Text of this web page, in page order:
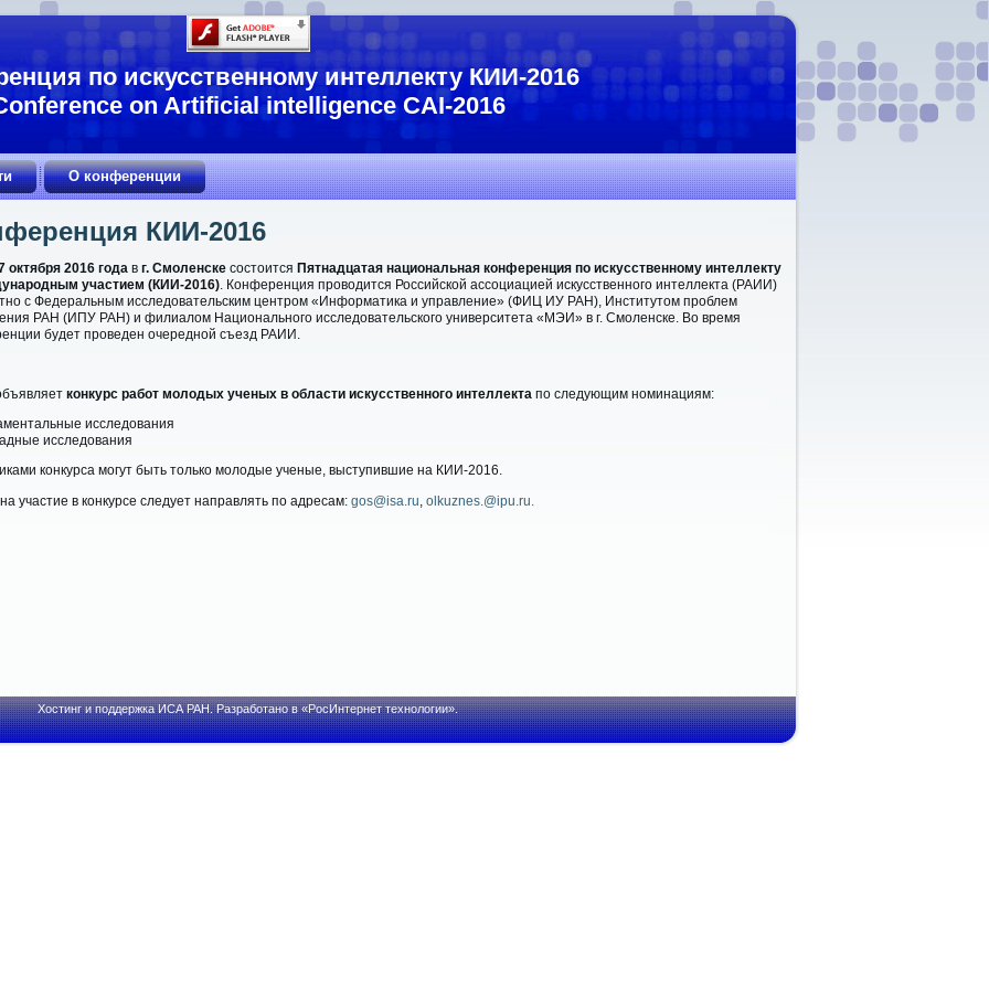
по искусственному интеллекту КИИ-2016
on Artificial intelligence CAI-2016
О конференции
КИИ-2016
октября 2016 года в г. Смоленске состоится Пятнадцатая национальная конференция по искусственному интеллекту
участием (КИИ-2016). Конференция проводится Российской ассоциацией искусственного интеллекта (РАИИ)
с Федеральным исследовательским центром «Информатика и управление» (ФИЦ ИУ РАН), Институтом проблем
РАН (ИПУ РАН) и филиалом Национального исследовательского университета «МЭИ» в г. Смоленске. Во время
будет проведен очередной съезд РАИИ.
конкурс работ молодых ученых в области искусственного интеллекта по следующим номинациям:
исследования
исследования
конкурса могут быть только молодые ученые, выступившие на КИИ-2016.
участие в конкурсе следует направлять по адресам: gos@isa.ru, olkuznes.@ipu.ru.
Хостинг и поддержкаИСА РАН. Разработано в«РосИнтернет технологии».